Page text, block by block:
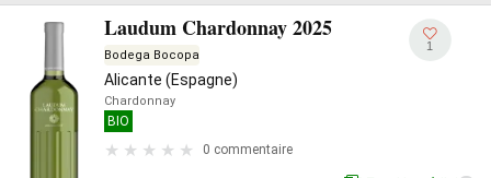
Laudum Chardonnay 2025
Bodega Bocopa
Alicante (Espagne)
Chardonnay
BIO
0 commentaire
1